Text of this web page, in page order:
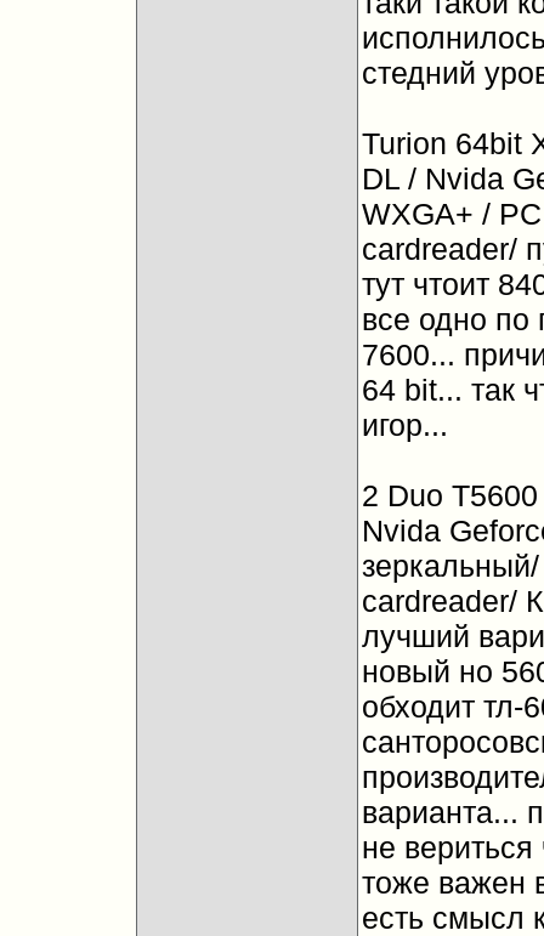
стедний
Turion 64bit
DL / Nvida
WXGA+ /
cardreader/
тут чтоит
все одно по
7600...
64 bit... так
игор...
2 Duo
Nvida
cardreader/
лучший
новый но
обходит тл-
варианта...
не
тоже важен
есть смысл